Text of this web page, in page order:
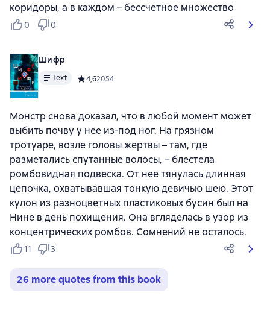
коридоры, а в каждом – бессчетное множество
0 0
Шифр
Text Средний рейтинг 4,6 на основе 2054 оценок
4,62054
Монстр снова доказал, что в любой момент может
выбить почву у нее из-под ног. На грязном
тротуаре, возле головы жертвы – там, где
разметались спутанные волосы, – блестела
ромбовидная подвеска. От нее тянулась длинная
цепочка, охватывавшая тонкую девичью шею. Этот
кулон из разноцветных пластиковых бусин был на
Нине в день похищения. Она вгляделась в узор из
концентрических ромбов. Сомнений не осталось.
11 3
26 more quotes from this book